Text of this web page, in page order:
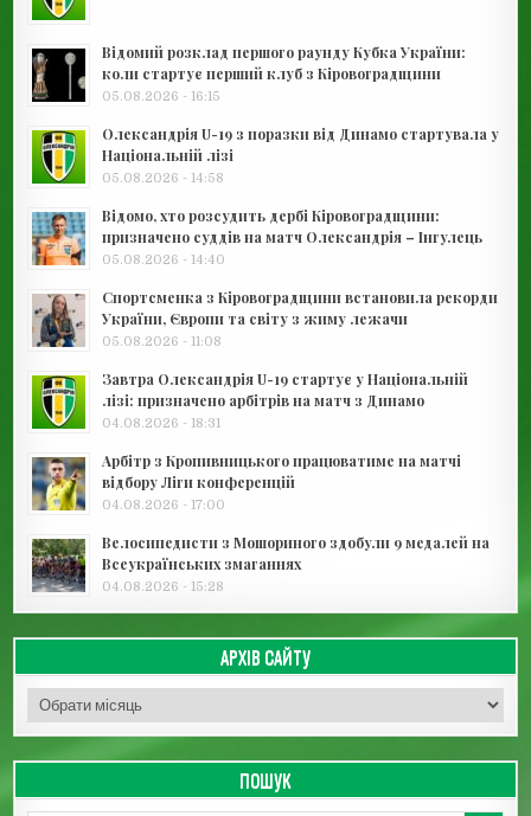
Відомий розклад першого раунду Кубка України:
коли стартує перший клуб з Кіровоградщини
05.08.2026 - 16:15
Олександрія U-19 з поразки від Динамо стартувала у
Національній лізі
05.08.2026 - 14:58
Відомо, хто розсудить дербі Кіровоградщини:
призначено суддів на матч Олександрія – Інгулець
05.08.2026 - 14:40
Спортсменка з Кіровоградщини встановила рекорди
України, Європи та світу з жиму лежачи
05.08.2026 - 11:08
Завтра Олександрія U-19 стартує у Національній
лізі: призначено арбітрів на матч з Динамо
04.08.2026 - 18:31
Арбітр з Кропивницького працюватиме на матчі
відбору Ліги конференцій
04.08.2026 - 17:00
Велосипедисти з Мошориного здобули 9 медалей на
Всеукраїнських змаганнях
04.08.2026 - 15:28
АРХІВ САЙТУ
Архів сайту
ПОШУК